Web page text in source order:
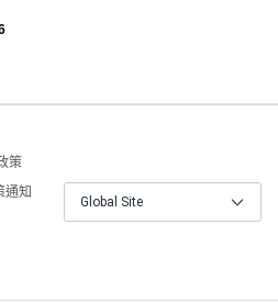
策
通知
Global Site